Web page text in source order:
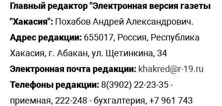
Главный редактор "Электронная версия газеты
"Хакасия": Похабов Андрей Александрович.
Адрес редакции: 655017, Россия, Республика
Хакасия, г. Абакан, ул. Щетинкина, 34
Электронная почта редакции: khakred@r-19.ru
Телефоны редакции: 8(3902) 22-23-35 -
приемная, 222-248 - бухгалтерия, +7 961 743